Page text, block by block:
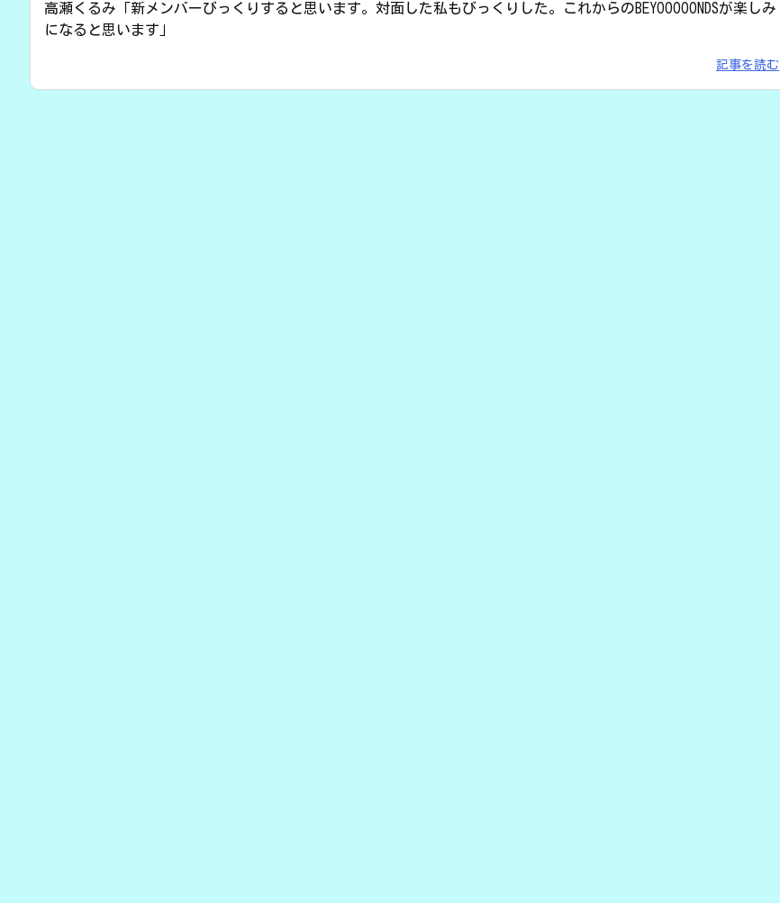
高瀬くるみ「新メンバーびっくりすると思います。対面した私もびっくりした。これからのBEYOOOOONDSが楽しみ
になると思います」
記事を読む